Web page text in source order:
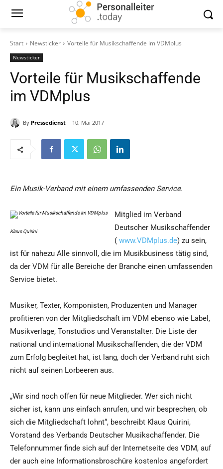
Start Newsticker Vorteile für Musikschaffende im VDMplus
Newsticker
Vorteile für Musikschaffende
im VDMplus
By Pressedienst 10. Mai 2017
Ein Musik-Verband mit einem umfassenden Service.
Klaus Quirini
Mitglied im Verband
Deutscher Musikschaffender
( www.VDMplus.de) zu sein,
ist für nahezu Alle sinnvoll, die im Musikbusiness tätig sind,
da der VDM für alle Bereiche der Branche einen umfassenden
Service bietet.
Musiker, Texter, Komponisten, Produzenten und Manager
profitieren von der Mitgliedschaft im VDM ebenso wie Label,
Musikverlage, Tonstudios und Veranstalter. Die Liste der
national und international Musikschaffenden, die der VDM
zum Erfolg begleitet hat, ist lang, doch der Verband ruht sich
nicht auf seinen Lorbeeren aus.
„Wir sind noch offen für neue Mitglieder. Wer sich nicht
sicher ist, kann uns einfach anrufen, und wir besprechen, ob
sich die Mitgliedschaft lohnt“, beschreibt Klaus Quirini,
Vorstand des Verbands Deutscher Musikschaffender. Die
Telefonnummer finde sich auf der Internetseite des VDM, auf
der auch eine Informationsbroschüre kostenlos angefordert